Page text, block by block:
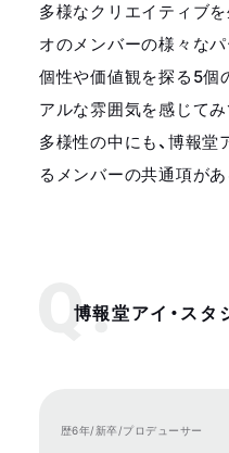
多様なクリエイティブ
オのメンバーの様々なパ
個性や価値観を探る5個
アルな雰囲気を感じてみ
多様性の中にも、博報堂
るメンバーの共通項があ
博報堂アイ・スタ
歴6年/新卒/プロデューサー